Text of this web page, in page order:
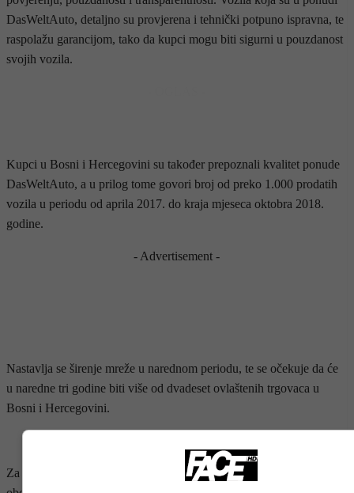
DasWeltAuto, detaljno su provjerena i tehnički potpuno ispravna, te
raspolažu garancijom, tako da kupci mogu biti sigurni u pouzdanost
svojih vozila.
Kupci u Bosni i Hercegovini su također prepoznali kvalitet ponude
DasWeltAuto, a u prilog tome govori broj od preko 1.000 prodatih
vozila u periodu od aprila 2017. do kraja mjeseca oktobra 2018.
godine.
- Advertisement -
Nastavlja se širenje mreže u narednom periodu, te se očekuje da će
u naredne tri godine biti više od dvadeset ovlaštenih trgovaca u
Bosni i Hercegovini.
Za naše kupce smo pored produžene garancije i mobilne asistencije